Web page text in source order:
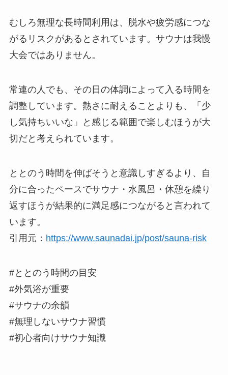
むしろ無理な長時間利用は、脱水や疲労感につな
がるリスクがあるとされています。サウナは我慢
大会ではありません。
常連の人でも、その日の体調によって入る時間を
調整しています。熱さに耐えることよりも、「少
し気持ちいいな」と感じる範囲で楽しむほうが大
切だと考えられています。
ととのう時間を伸ばそうと意識しすぎるより、自
分に合ったペースでサウナ・水風呂・休憩を繰り
返すほうが結果的に満足感につながると言われて
います。
引用元： https://www.saunadai.jp/post/sauna-risk
#ととのう時間の目安
#外気浴が重要
#サウナの余韻
#無理しないサウナ習慣
#初心者向けサウナ知識